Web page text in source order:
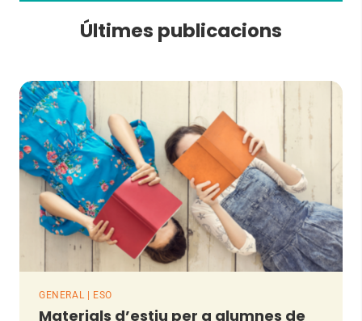
Últimes publicacions
GENERAL | ESO
Materials d’estiu per a alumnes de